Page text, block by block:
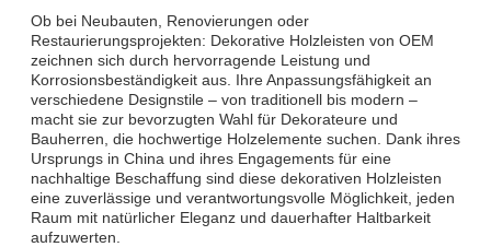
Ob bei Neubauten, Renovierungen oder
Restaurierungsprojekten: Dekorative Holzleisten von OEM
zeichnen sich durch hervorragende Leistung und
Korrosionsbeständigkeit aus. Ihre Anpassungsfähigkeit an
verschiedene Designstile – von traditionell bis modern –
macht sie zur bevorzugten Wahl für Dekorateure und
Bauherren, die hochwertige Holzelemente suchen. Dank ihres
Ursprungs in China und ihres Engagements für eine
nachhaltige Beschaffung sind diese dekorativen Holzleisten
eine zuverlässige und verantwortungsvolle Möglichkeit, jeden
Raum mit natürlicher Eleganz und dauerhafter Haltbarkeit
aufzuwerten.